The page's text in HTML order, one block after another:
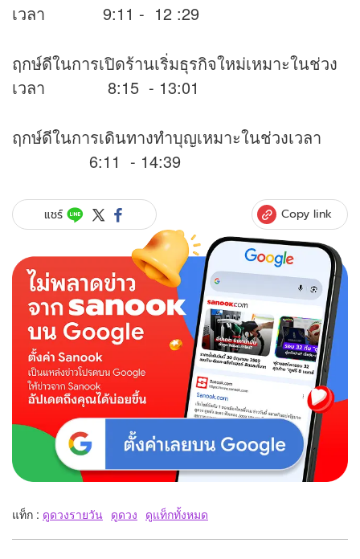
เวลา 9:11 - 12 :29
ฤกษ์ดีในการเปิดร้านเริ่มธุรกิจใหม่เหมาะในช่วง
เวลา 8:15 - 13:01
ฤกษ์ดีในการเดินทางทำบุญเหมาะในช่วงเวลา
6:11 - 14:39
แชร์ Copy link
แท็ก : ดูดวงรายวัน ดูดวง ดูแท็กทั้งหมด